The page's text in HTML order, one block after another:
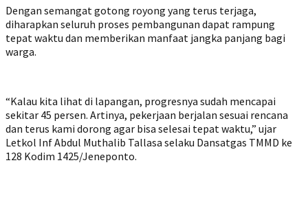
Dengan semangat gotong royong yang terus terjaga,
diharapkan seluruh proses pembangunan dapat rampung
tepat waktu dan memberikan manfaat jangka panjang bagi
warga.
“Kalau kita lihat di lapangan, progresnya sudah mencapai
sekitar 45 persen. Artinya, pekerjaan berjalan sesuai rencana
dan terus kami dorong agar bisa selesai tepat waktu,” ujar
Letkol Inf Abdul Muthalib Tallasa selaku Dansatgas TMMD ke
128 Kodim 1425/Jeneponto.